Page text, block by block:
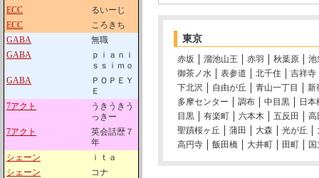
ECC
るいーじ
ECC
ころきち
GABA
無職
GABA
ｐｉａｎｉ
ｓｓｉｍｏ
GABA
ＰＯＰＥＹ
Ｅ
7アクト
うきうきう
っきー
7アクト
英会話歴７
年
シェーン
ｉｔａ
シェーン
コナ
東京
赤坂 溜池山王 赤羽 秋葉原
池
御茶ノ水
表参道 北千住
吉祥寺
下北沢
自由が丘 青山一丁目
新
多摩センター
調布 中目黒
日本
目黒
有楽町 六本木 五反田
高
聖蹟桜ヶ丘
蒲田 大森 光が丘
高円寺
飯田橋 大井町 田町